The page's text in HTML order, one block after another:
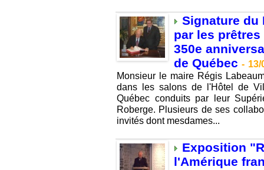
Signature du
par les
350e
de Québec - 13/
Monsieur le maire Régis
dans les salons de l'Hôtel de
Québec conduits par leur
Roberge. Plusieurs de ses
invités dont mesdames...
Exposition
l'Amérique